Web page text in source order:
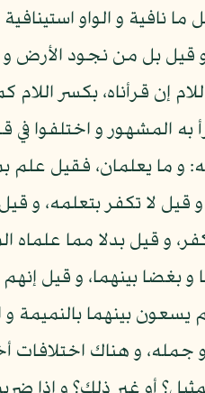
نافية و الواو
قيل بل من نجود الأرض و
إن قرأناه، بكسر اللام
المشهور و اختلفوا في
و ما يعلمان، فقيل علم
قيل لا تكفر بتعلمه، و
و قيل بدلا مما علماه
بغضا بينهما، و قيل
بينهما بالنميمة و
جمله، و هناك اختلافات